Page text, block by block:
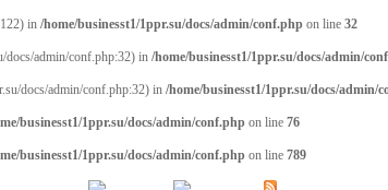
in /home/businesst1/1ppr.su/docs/admin/conf.php on line 32
docs/admin/conf.php:32) in /home/businesst1/1ppr.su/docs/admin/
docs/admin/conf.php:32) in /home/businesst1/1ppr.su/docs/admin/
businesst1/1ppr.su/docs/admin/conf.php on line 76
businesst1/1ppr.su/docs/admin/conf.php on line 789